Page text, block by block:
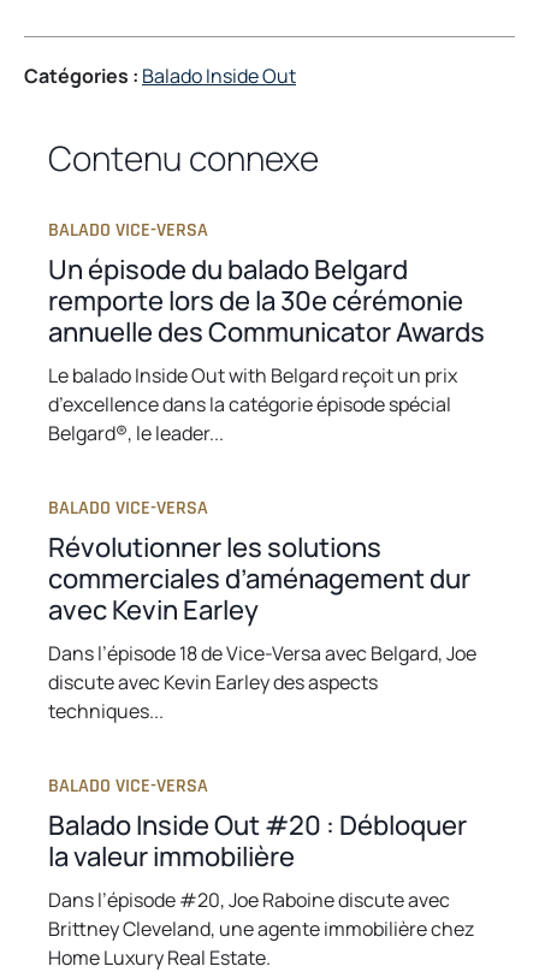
t
a
n
s
a
t
a
b
e
n
w
t
a
Catégories : Balado Inside Out
Contenu connexe
BALADO VICE-VERSA
Un épisode du balado Belgard
remporte lors de la 30e cérémonie
annuelle des Communicator Awards
Le balado Inside Out with Belgard reçoit un prix
d’excellence dans la catégorie épisode spécial
Belgard®, le leader...
BALADO VICE-VERSA
Révolutionner les solutions
commerciales d’aménagement dur
avec Kevin Earley
Dans l’épisode 18 de Vice-Versa avec Belgard, Joe
discute avec Kevin Earley des aspects
techniques...
BALADO VICE-VERSA
Balado Inside Out #20 : Débloquer
la valeur immobilière
Dans l’épisode #20, Joe Raboine discute avec
Brittney Cleveland, une agente immobilière chez
Home Luxury Real Estate.